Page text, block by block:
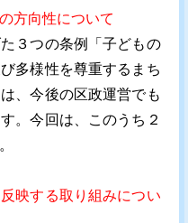
方向性について
３つの条例「子どもの
多様性を尊重するまち
、今後の区政運営でも
。今回は、このうち２
映する取り組みについ